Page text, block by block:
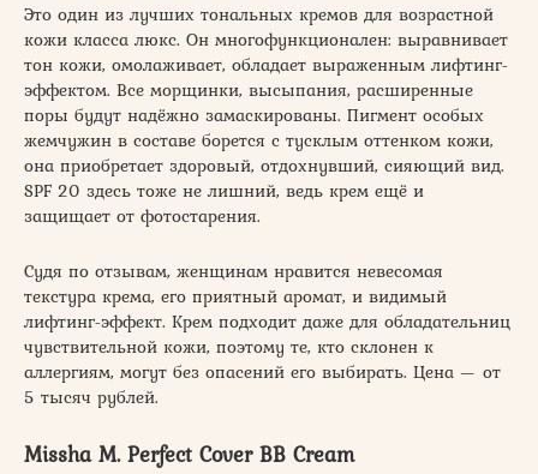
Это один из лучших тональных кремов для возрастной
кожи класса люкс. Он многофункционален: выравнивает
тон кожи, омолаживает, обладает выраженным лифтинг-
эффектом. Все морщинки, высыпания, расширенные
поры будут надёжно замаскированы. Пигмент особых
жемчужин в составе борется с тусклым оттенком кожи,
она приобретает здоровый, отдохнувший, сияющий вид.
SPF 20 здесь тоже не лишний, ведь крем ещё и
защищает от фотостарения.
Судя по отзывам, женщинам нравится невесомая
текстура крема, его приятный аромат, и видимый
лифтинг-эффект. Крем подходит даже для обладательниц
чувствительной кожи, поэтому те, кто склонен к
аллергиям, могут без опасений его выбирать. Цена — от
5 тысяч рублей.
Missha M. Perfect Cover BB Cream